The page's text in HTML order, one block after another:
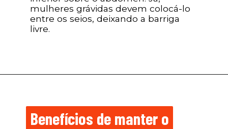
mulheres grávidas devem colocá-lo
entre os seios, deixando a barriga
livre.
Benefícios de manter o
Benefícios de manter o